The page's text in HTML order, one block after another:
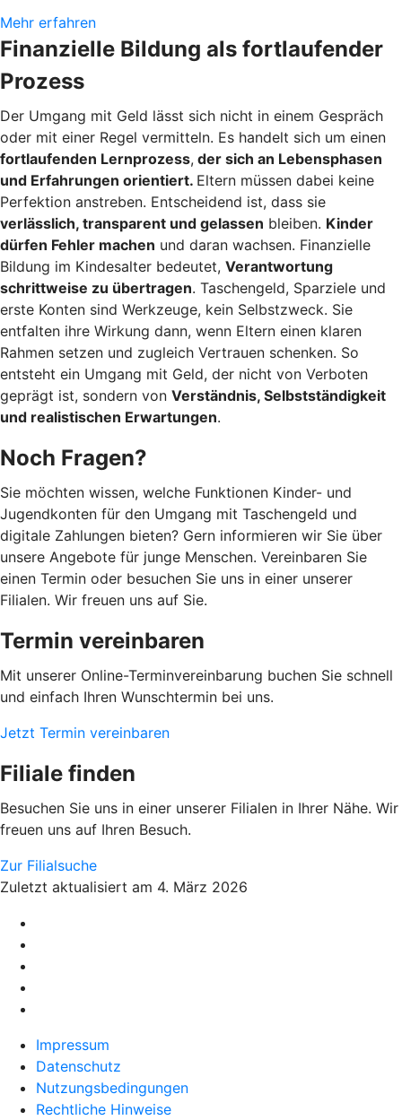
Mehr erfahren
Finanzielle Bildung als fortlaufender
Prozess
Der Umgang mit Geld lässt sich nicht in einem Gespräch
oder mit einer Regel vermitteln. Es handelt sich um einen
fortlaufenden Lernprozess, der sich an Lebensphasen
und Erfahrungen orientiert. Eltern müssen dabei keine
Perfektion anstreben. Entscheidend ist, dass sie
verlässlich, transparent und gelassen bleiben. Kinder
dürfen Fehler machen und daran wachsen. Finanzielle
Bildung im Kindesalter bedeutet, Verantwortung
schrittweise zu übertragen. Taschengeld, Sparziele und
erste Konten sind Werkzeuge, kein Selbstzweck. Sie
entfalten ihre Wirkung dann, wenn Eltern einen klaren
Rahmen setzen und zugleich Vertrauen schenken. So
entsteht ein Umgang mit Geld, der nicht von Verboten
geprägt ist, sondern von Verständnis, Selbstständigkeit
und realistischen Erwartungen.
Noch Fragen?
Sie möchten wissen, welche Funktionen Kinder- und
Jugendkonten für den Umgang mit Taschengeld und
digitale Zahlungen bieten? Gern informieren wir Sie über
unsere Angebote für junge Menschen. Vereinbaren Sie
einen Termin oder besuchen Sie uns in einer unserer
Filialen. Wir freuen uns auf Sie.
Termin vereinbaren
Mit unserer Online-Terminvereinbarung buchen Sie schnell
und einfach Ihren Wunschtermin bei uns.
Jetzt Termin vereinbaren
Filiale finden
Besuchen Sie uns in einer unserer Filialen in Ihrer Nähe. Wir
freuen uns auf Ihren Besuch.
Zur Filialsuche
Zuletzt aktualisiert am 4. März 2026
Impressum
Datenschutz
Nutzungsbedingungen
Rechtliche Hinweise